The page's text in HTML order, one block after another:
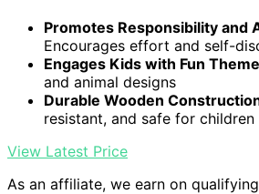
Promotes Responsibility and
Encourages effort and self-
Engages Kids with Fun
and animal designs
Durable Wooden
resistant, and safe for children
View Latest Price
As an affiliate, we earn on